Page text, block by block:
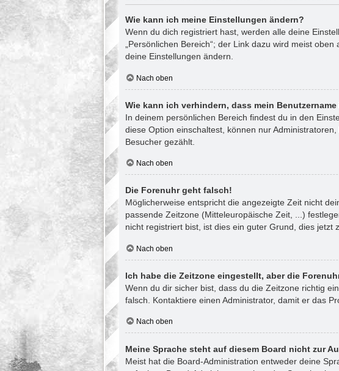
Wie kann ich meine Einstellungen ändern?
Wenn du dich registriert hast, werden alle deine
„Persönlichen Bereich“; der Link dazu wird meist
deine Einstellungen ändern.
Nach oben
Wie kann ich verhindern, dass mein
In deinem persönlichen Bereich findest du in den
diese Option einschaltest, können nur
Besucher gezählt.
Nach oben
Die Forenuhr geht falsch!
Möglicherweise entspricht die angezeigte Zeit nicht
passende Zeitzone (Mitteleuropäische Zeit, ...)
nicht registriert bist, ist dies ein guter Grund, dies jetzt
Nach oben
Ich habe die Zeitzone eingestellt, aber die
Wenn du dir sicher bist, dass du die Zeitzone richtig
falsch. Kontaktiere einen Administrator, damit er das
Nach oben
Meine Sprache steht auf diesem Board nicht zur
Meist hat die Board-Administration entweder deine